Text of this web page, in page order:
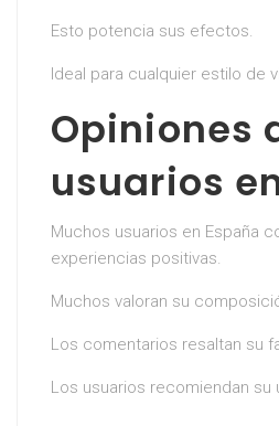
Esto potencia sus efectos.
Ideal para cualquier estilo de
Opiniones
usuarios
Muchos usuarios en España
experiencias positivas.
Muchos valoran su
Los comentarios resaltan su
Los usuarios recomiendan su